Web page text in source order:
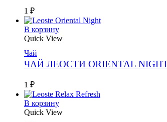
1 ₽
В корзину
Quick View
Чай
ЧАЙ ЛЕОСТИ ORIENTAL
1 ₽
В корзину
Quick View